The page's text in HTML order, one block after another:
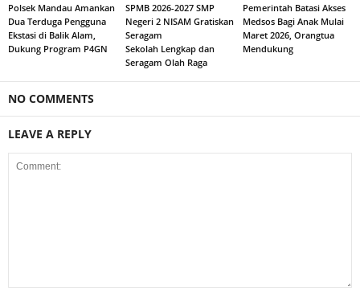
Polsek Mandau Amankan
Dua Terduga Pengguna
Ekstasi di Balik Alam,
Dukung Program P4GN
SPMB 2026-2027 SMP
Negeri 2 NISAM Gratiskan
Seragam
Sekolah Lengkap dan
Seragam Olah Raga
Pemerintah Batasi Akses
Medsos Bagi Anak Mulai
Maret 2026, Orangtua
Mendukung
NO COMMENTS
LEAVE A REPLY